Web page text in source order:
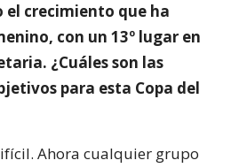
crecimiento que ha
con un 13º lugar en
¿Cuáles son las
para esta Copa del
Ahora cualquier grupo